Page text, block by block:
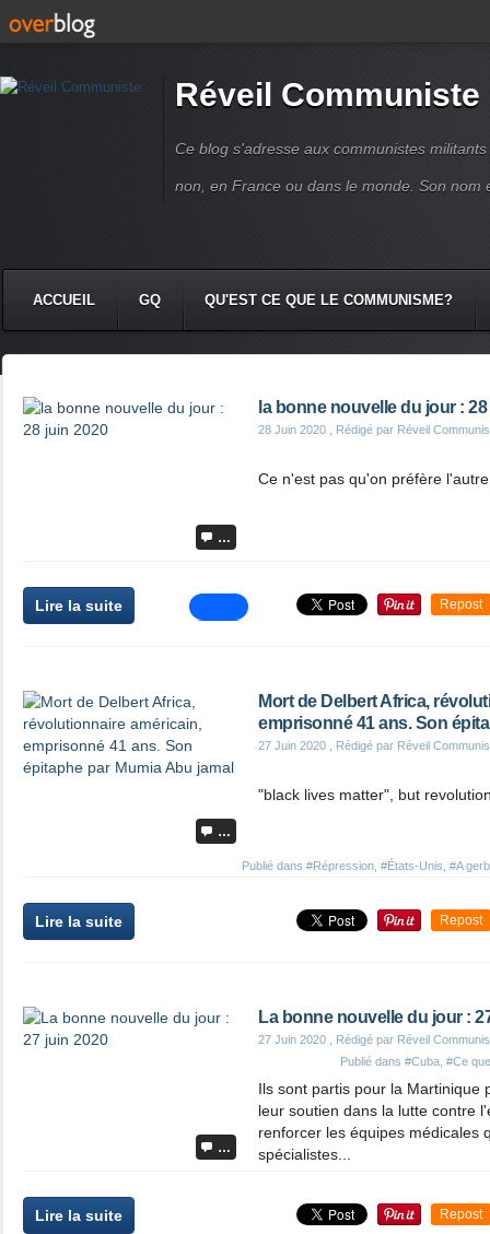
Réveil Communiste
Ce blog s'adresse aux communistes
non, en France ou dans le monde. Son nom
ACCUEIL GQ QU'EST CE QUE LE COMMUNISME?
…
la bonne nouvelle du jour :
28 Juin 2020 , Rédigé par Réveil
Ce n'est pas qu'on préfère
Lire la suite Repost
…
Mort de Delbert Africa,
emprisonné 41 ans. Son
27 Juin 2020 , Rédigé par Réveil
Publié dans #Répression #États-Unis #A
"black lives matter", but
Lire la suite Repost
…
La bonne nouvelle du jour :
27 Juin 2020 , Rédigé par Réveil
Publié dans #Cuba #Ce
Ils sont partis pour la Martinique
leur soutien dans la lutte contre
renforcer les équipes médicales
spécialistes...
Lire la suite Repost